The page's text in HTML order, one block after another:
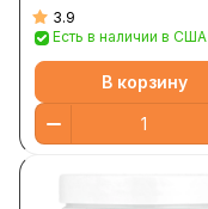
жира, кали-кола, 276 г
(9,74 унции)
3.9
Есть в наличии в США
В корзину